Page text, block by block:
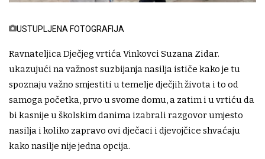
USTUPLJENA FOTOGRAFIJA
Ravnateljica Dječjeg vrtića Vinkovci Suzana Zidar.
ukazujući na važnost suzbijanja nasilja ističe kako je tu
spoznaju važno smjestiti u temelje dječjih života i to od
samoga početka, prvo u svome domu, a zatim i u vrtiću da
bi kasnije u školskim danima izabrali razgovor umjesto
nasilja i koliko zapravo ovi dječaci i djevojčice shvaćaju
kako nasilje nije jedna opcija.